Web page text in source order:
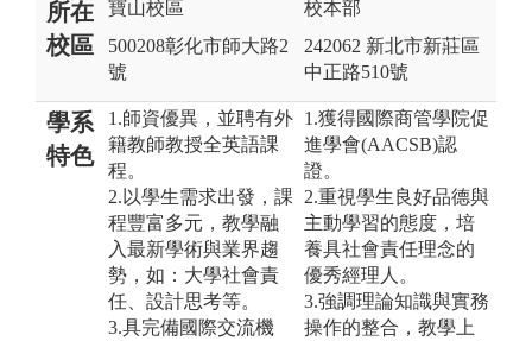
所在
校區
寶山校區
500208彰化市師大路2
號
校本部
242062 新北市新莊區
中正路510號
學系
特色
1.師資優異，並聘有外
籍教師教授全英語課
程。
2.以學生需求出發，課
程豐富多元，教學融
入最新學術與業界趨
勢，如：大學社會責
任、設計思考等。
3.具完備國際交流機
1.獲得國際商管學院促
進學會(AACSB)認
證。
2.重視學生良好品德與
主動學習的態度，培
養具社會責任理念的
優秀經理人。
3.強調理論知識與實務
操作的整合，教學上